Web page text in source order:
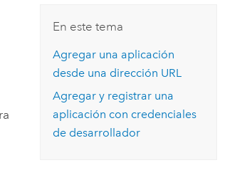
En este tema
Agregar una aplicación
desde una dirección URL
Agregar y registrar una
aplicación con credenciales
de desarrollador